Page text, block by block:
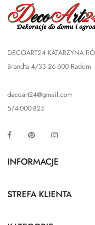
DECOART24 KATARZYNA
Brandta 4/33 26-600 Radom
decoart24@gmail.com
574-000-825
Facebook Pinterest
INFORMACJE
STREFA KLIENTA